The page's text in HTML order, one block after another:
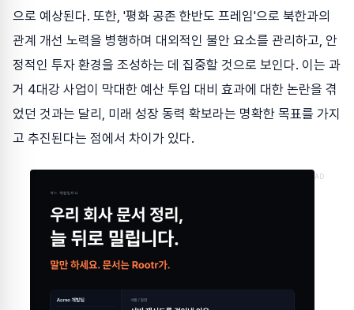
으로 예상된다. 또한, '평화 공존 한반도 프레임'으로 북한과의
관계 개선 노력을 병행하며 대외적인 불안 요소를 관리하고, 안
정적인 투자 환경을 조성하는 데 집중할 것으로 보인다. 이는 과
거 4대강 사업이 막대한 예산 투입 대비 효과에 대한 논란을 겪
었던 것과는 달리, 미래 성장 동력 확보라는 명확한 목표를 가지
고 추진된다는 점에서 차이가 있다.
AD